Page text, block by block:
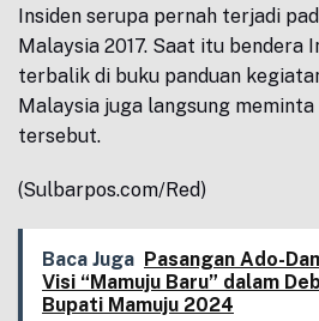
Insiden serupa pernah terjadi
Malaysia 2017. Saat itu bendera
terbalik di buku panduan
Malaysia juga langsung
tersebut.
(Sulbarpos.com/Red)
Baca Juga Pasangan Ado-
Visi “Mamuju Baru” dalam
Bupati Mamuju 2024